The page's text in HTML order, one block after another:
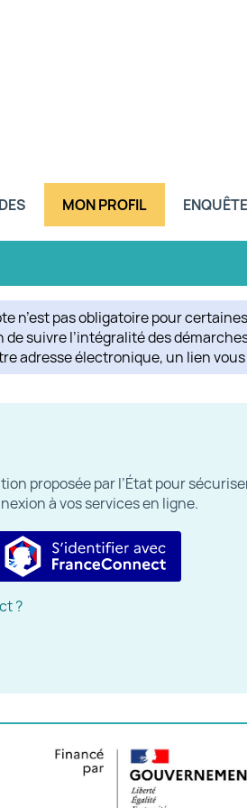
MON PROFIL
n’est pas obligatoire pour
suivre l’intégralité des
adresse électronique, un lien
proposée par l’État pour
à vos services en ligne.
S’identifier avec
?